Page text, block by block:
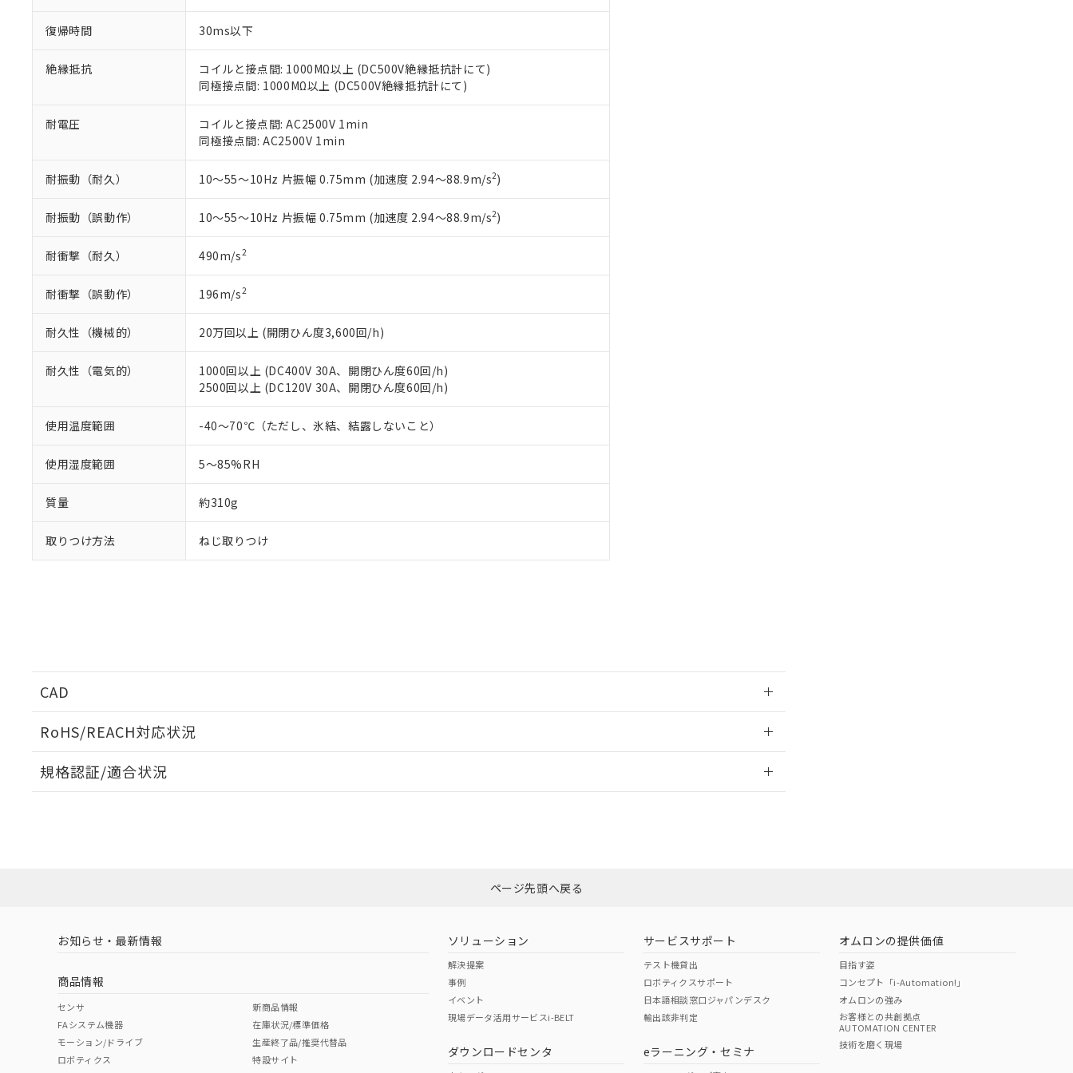
復帰時間 30ms以下
絶縁抵抗
コイルと接点間: 1000MΩ以上 (DC500V絶縁抵抗計にて)
同極接点間: 1000MΩ以上 (DC500V絶縁抵抗計にて)
耐電圧
コイルと接点間: AC2500V 1min
同極接点間: AC2500V 1min
耐振動（耐久） 10～55～10Hz 片振幅 0.75mm (加速度 2.94～88.9m/s2)
耐振動（誤動作） 10～55～10Hz 片振幅 0.75mm (加速度 2.94～88.9m/s2)
耐衝撃（耐久） 490m/s2
耐衝撃（誤動作） 196m/s2
耐久性（機械的） 20万回以上 (開閉ひん度3,600回/h)
耐久性（電気的）
1000回以上 (DC400V 30A、開閉ひん度60回/h)
2500回以上 (DC120V 30A、開閉ひん度60回/h)
使用温度範囲 -40～70℃（ただし、氷結、結露しないこと）
使用湿度範囲 5～85%RH
質量 約310g
取りつけ方法 ねじ取りつけ
CAD
RoHS/REACH対応状況
EU RoHS 注意事項・凡例
ダウンロードはこちら
中国 RoHS 注意事項・凡例
中国 RoHS表
Pb Hg Cr(VI)
規格認証/適合状況
オムロン制御機器販売店や当社販売拠点は「販売ネットワーク
マイパーツ機能（部品リスト作成サービス）をご利用いただくには、I-Webメンバーズにご登録され
ている必要があります。
お客様が当ウェブサイト上で当社にご登録された部品リストについて、当社および当社の共同利用者
さい。
※当社の共同利用者とは、
いる法人を指します。
※3 非含有証明書ダウンロード
下記の非含有証明書をダウンロードすることができます。
EU RoHS指令（10物質）の非含有証明書
51物質の非含有証明書（当社基準）
※本証明書は発行日時点で非含有を証明するもので、過去に遡って非含有を証明するものではありません。
また、RoHS指令のフタル酸エステル類４物質の対応では、対応完了までの期間は出荷製品に未対応品が
※2 環境保護使用期限
「ｅ」：有害物質（10物質）のすべてが基準値以下であることを示します。
「10」：通常の使用状況下において有害物質が外部に漏えいし、環境に深刻な影響を及ぼさない年数を意
味します。
また当社は、販売先および販売に係わる関係者が違法に輸出するおそれがある場合は、取り引きをい
機器販売店・当社販売員にご確認ください)
空
白
受注生産機種、また在庫状況の情報を公開していない機種
ページ先頭へ戻る
お知らせ・最新情報
商品情報
センサ
FAシステム機器
モーション/ドライブ
ロボティクス
新商品情報
在庫状況/標準価格
生産終了品/推奨代替品
特設サイト
ソリューション
解決提案
事例
イベント
現場データ活用サービスi-BELT
ダウンロードセンタ
サービスサポート
テスト機貸出
ロボティクスサポート
日本語相談窓口ジャパンデスク
輸出該非判定
eラーニング・セミナ
オムロンの提供価値
目指す姿
コンセプト「i-Automation!」
オムロンの強み
お客様との共創拠点
AUTOMATION CENTER
技術を磨く現場